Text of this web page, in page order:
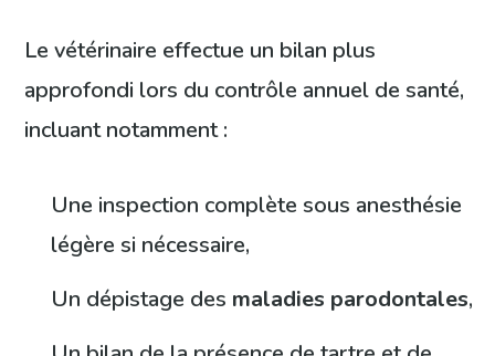
Le vétérinaire effectue un bilan plus
approfondi lors du contrôle annuel de santé,
incluant notamment :
Une inspection complète sous anesthésie
légère si nécessaire,
Un dépistage des maladies parodontales,